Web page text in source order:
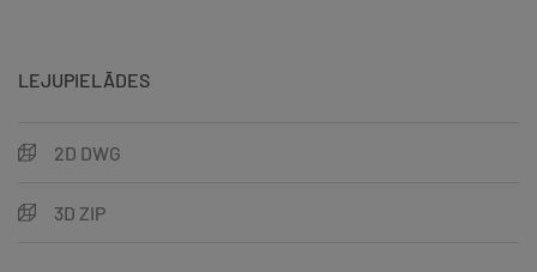
LEJUPIELĀDES
2D DWG
3D ZIP